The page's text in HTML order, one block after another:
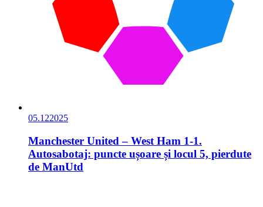
05.122025
Manchester United – West Ham 1-1.
Autosabotaj: puncte ușoare și locul 5, pierdute
de ManUtd